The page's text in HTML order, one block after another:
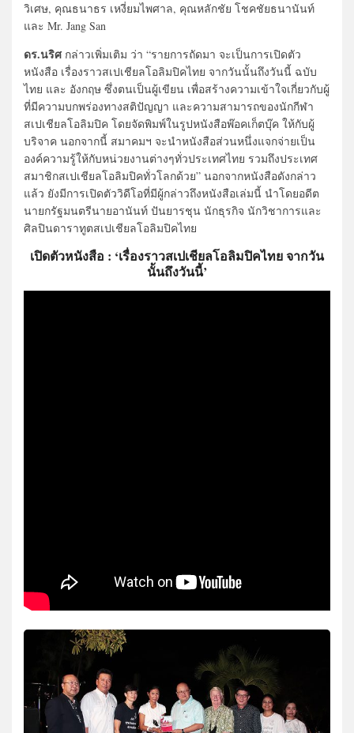
วิเศษ, คุณธนาธร เหงี่ยมไพศาล, คุณหลักชัย โชคชัยธนานันท์
และ Mr. Jang San
ดร.นริศกล่าวเพิ่มเติม ว่า “รายการถัดมา จะเป็นการเปิดตัว
หนังสือ เรื่องราวสเปเชียลโอลิมปิคไทย จากวันนั้นถึงวันนี้ ฉบับ
ไทย และ อังกฤษ ซึ่งตนเป็นผู้เขียน เพื่อสร้างความเข้าใจเกี่ยวกับผู้
ที่มีความบกพร่องทางสติปัญญา และความสามารถของนักกีฬา
สเปเชียลโอลิมปิค โดยจัดพิมพ์ในรูปหนังสือพ๊อคเก็ตบุ๊ค ให้กับผู้
บริจาค นอกจากนี้ สมาคมฯ จะนำหนังสือส่วนหนึ่งแจกจ่ายเป็น
องค์ความรู้ให้กับหน่วยงานต่างๆทั่วประเทศไทย รวมถึงประเทศ
สมาชิกสเปเชียลโอลิมปิคทั่วโลกด้วย” นอกจากหนังสือดังกล่าว
แล้ว ยังมีการเปิดตัววิดีโอที่มีผู้กล่าวถึงหนังสือเล่มนี้ นำโดยอดีต
นายกรัฐมนตรีนายอานันท์ ปันยารชุน นักธุรกิจ นักวิชาการและ
ศิลปินดาราทูตสเปเชียลโอลิมปิคไทย
เปิดตัวหนังสือ : ‘เรื่องราวสเปเชียลโอลิมปิคไทย จากวัน
นั้นถึงวันนี้’